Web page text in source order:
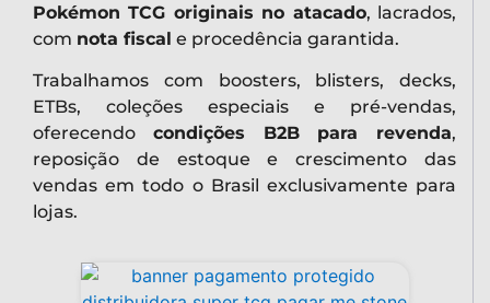
Pokémon TCG originais no atacado, lacrados,
com nota fiscal e procedência garantida.
Trabalhamos com boosters, blisters, decks,
ETBs, coleções especiais e pré-vendas,
oferecendo condições B2B para revenda,
reposição de estoque e crescimento das
vendas em todo o Brasil exclusivamente para
lojas.